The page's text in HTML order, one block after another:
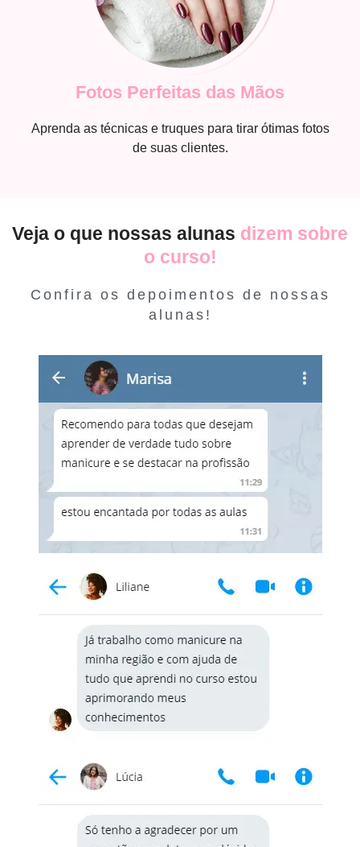
Fotos Perfeitas das Mãos
Aprenda as técnicas e truques para tirar ótimas fotos
de suas clientes.
Veja o que nossas alunas dizem sobre
o curso!
Confira os depoimentos de nossas
alunas!